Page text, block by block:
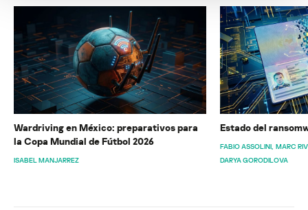
Wardriving en México: preparativos para
la Copa Mundial de Fútbol 2026
ISABEL MANJARREZ
Estado del
FABIO ASSOLINI MARC
DARYA GORODILOVA